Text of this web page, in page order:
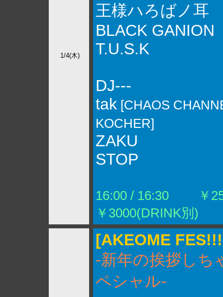
1/4(木)
王様ハろばノ耳
BLACK GANION
T.U.S.K
DJ---
tak [CHAOS
KOCHER]
ZAKU
STOP
16:00 / 16:30 ￥
￥3000(DRINK別)
[AKEOME
-新年の挨拶しち
ペシャル-